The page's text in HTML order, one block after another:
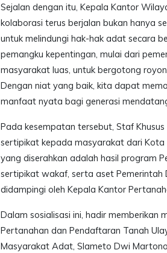
Sejalan dengan itu, Kepala Kantor
kolaborasi terus berjalan bukan hanya
untuk melindungi hak-hak adat secara
pemangku kepentingan, mulai dari
masyarakat luas, untuk bergotong
Dengan niat yang baik, kita dapat
manfaat nyata bagi generasi
Pada kesempatan tersebut, Staf
sertipikat kepada masyarakat dari Kota
yang diserahkan adalah hasil program
sertipikat wakaf, serta aset Pemerintah
didampingi oleh Kepala Kantor
Dalam sosialisasi ini, hadir memberikan
Pertanahan dan Pendaftaran Tanah
Masyarakat Adat, Slameto Dwi